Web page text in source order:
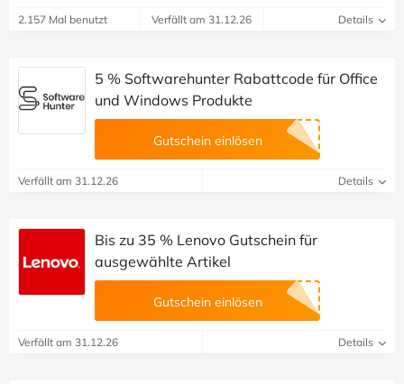
2.157 Mal benutzt Verfällt am 31.12.26 Details
5 % Softwarehunter Rabattcode für Office
und Windows Produkte
Gutschein einlösen
Verfällt am 31.12.26 Details
Bis zu 35 % Lenovo Gutschein für
ausgewählte Artikel
Gutschein einlösen
Verfällt am 31.12.26 Details